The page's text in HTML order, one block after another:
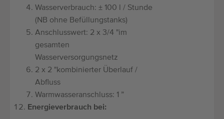
Wasserverbrauch: ± 100 l / Stunde
(NB ohne Befüllungstanks)
Anschlusswert: 2 x 3/4 "im
gesamten
Wasserversorgungsnetz
2 x 2 "kombinierter Überlauf /
Abfluss
Warmwasseranschluss: 1 ”
Energieverbrauch bei: